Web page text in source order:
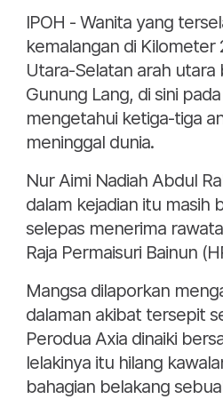
IPOH - Wanita yang
kemalangan di Kilometer
Utara-Selatan arah utara
Gunung Lang, di sini
mengetahui ketiga-tiga
meninggal dunia.
Nur Aimi Nadiah Abdul
dalam kejadian itu masih
selepas menerima
Raja Permaisuri Bainun
Mangsa dilaporkan
dalaman akibat tersepit
Perodua Axia dinaiki
lelakinya itu hilang
bahagian belakang